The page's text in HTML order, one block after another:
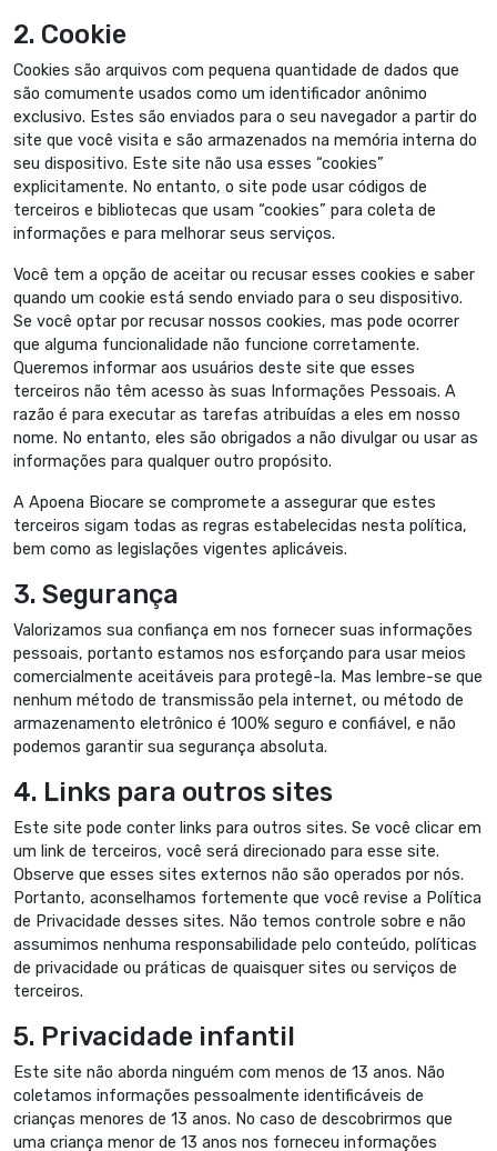
2. Cookie
Cookies são arquivos com pequena quantidade de dados que
são comumente usados como um identificador anônimo
exclusivo. Estes são enviados para o seu navegador a partir do
site que você visita e são armazenados na memória interna do
seu dispositivo. Este site não usa esses “cookies”
explicitamente. No entanto, o site pode usar códigos de
terceiros e bibliotecas que usam “cookies” para coleta de
informações e para melhorar seus serviços.
Você tem a opção de aceitar ou recusar esses cookies e saber
quando um cookie está sendo enviado para o seu dispositivo.
Se você optar por recusar nossos cookies, mas pode ocorrer
que alguma funcionalidade não funcione corretamente.
Queremos informar aos usuários deste site que esses
terceiros não têm acesso às suas Informações Pessoais. A
razão é para executar as tarefas atribuídas a eles em nosso
nome. No entanto, eles são obrigados a não divulgar ou usar as
informações para qualquer outro propósito.
A Apoena Biocare se compromete a assegurar que estes
terceiros sigam todas as regras estabelecidas nesta política,
bem como as legislações vigentes aplicáveis.
3. Segurança
Valorizamos sua confiança em nos fornecer suas informações
pessoais, portanto estamos nos esforçando para usar meios
comercialmente aceitáveis para protegê-la. Mas lembre-se que
nenhum método de transmissão pela internet, ou método de
armazenamento eletrônico é 100% seguro e confiável, e não
podemos garantir sua segurança absoluta.
4. Links para outros sites
Este site pode conter links para outros sites. Se você clicar em
um link de terceiros, você será direcionado para esse site.
Observe que esses sites externos não são operados por nós.
Portanto, aconselhamos fortemente que você revise a Política
de Privacidade desses sites. Não temos controle sobre e não
assumimos nenhuma responsabilidade pelo conteúdo, políticas
de privacidade ou práticas de quaisquer sites ou serviços de
terceiros.
5. Privacidade infantil
Este site não aborda ninguém com menos de 13 anos. Não
coletamos informações pessoalmente identificáveis de
crianças menores de 13 anos. No caso de descobrirmos que
uma criança menor de 13 anos nos forneceu informações